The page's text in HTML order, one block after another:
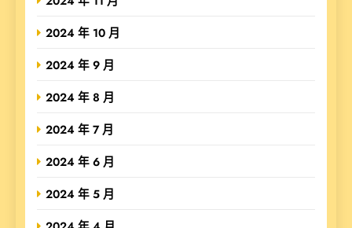
2024 年 10 月
2024 年 9 月
2024 年 8 月
2024 年 7 月
2024 年 6 月
2024 年 5 月